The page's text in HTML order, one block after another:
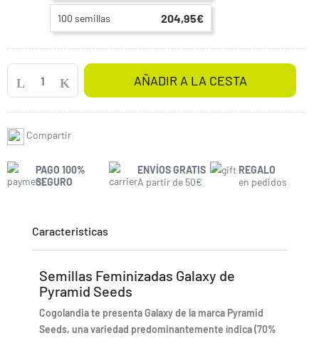
100 semillas 204,95€
AÑADIR A LA CESTA
Compartir
PAGO 100%
SEGURO
ENVÍOS GRATIS
A partir de 50€
REGALO
en pedidos
Caracteristicas
Semillas Feminizadas Galaxy de
Pyramid Seeds
Cogolandia te presenta Galaxy de la marca Pyramid
Seeds, una variedad predominantemente índica (70%